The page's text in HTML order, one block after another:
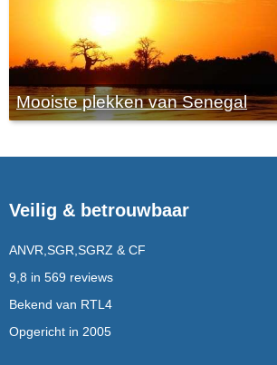
Mooiste plekken van Senegal
Veilig & betrouwbaar
ANVR,SGR,SGRZ & CF
9,8 in 569 reviews
Bekend van RTL4
Opgericht in 2005